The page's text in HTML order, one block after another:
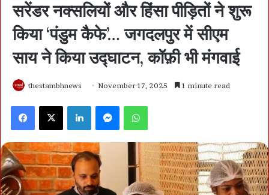
सरेंडर नक्सलियों और हिंसा पीड़ितों ने शुरू
किया ‘पंडुम कैफे’… जगदलपुर में सीएम
साय ने किया उद्घाटन, कॉफ़ी भी मंगवाई
thestambhnews November 17, 2025 1 minute read
Facebook X LinkedIn